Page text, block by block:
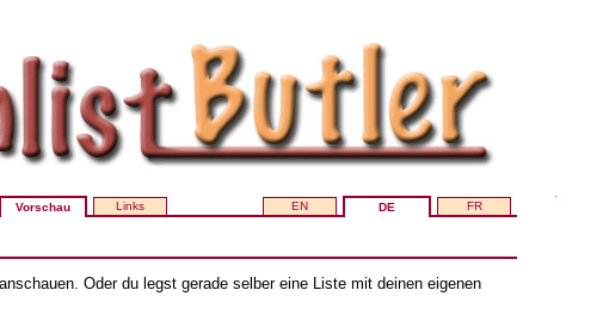
Vorschau Links EN DE FR
anschauen. Oder du legst gerade selber eine Liste mit deinen eigenen